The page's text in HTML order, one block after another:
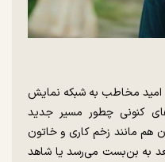
امید مخاطب به شبکه نمایش
کنونی چطور مسیر جدید
هم مانند زخم کاری و خاتون
به بن‌بست می‌رسد یا شاهد